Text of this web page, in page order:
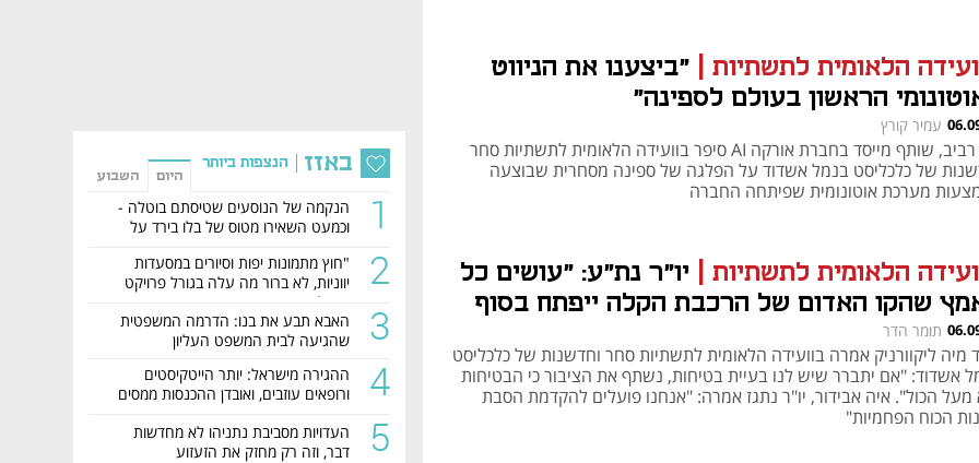
באזז הנצפות ביותר
היום השבוע
1
הנקמה של הנוסעים שטיסתם בוטלה -
וכמעט השאירו מטוס של בלו בירד על
2
"חוץ מתמונות יפות וסיורים במסעדות
יווניות, לא ברור מה עלה בגורל פרויקט
הנדל"ן"
3
האבא תבע את בנו: הדרמה המשפטית
שהגיעה לבית המשפט העליון
4
ההגירה מישראל: יותר הייטקיסטים
ורופאים עוזבים, ואובדן ההכנסות ממסים
5
העדויות מסביבת נתניהו לא מחדשות
דבר, וזה רק מחזק את הזעזוע
הלאומית לתשתיות
"ביצענו את הניווט
הראשון בעולם לספינה"
עמיר קורץ
דור רביב, שותף מייסד בחברת אורקה AI סיפר בוועידה הלאומית לתשתיות סחר
של כלכליסט בנמל אשדוד על הפלגה של ספינה מסחרית שבוצעה
מערכת אוטונומית שפיתחה החברה
הלאומית לתשתיות
יו"ר נת"ע: "עושים כל
שהקו האדום של הרכבת הקלה ייפתח בסוף
תומר הדר
מיה ליקוורניק אמרה בוועידה הלאומית לתשתיות סחר וחדשנות של כלכליסט
אשדוד: "אם יתברר שיש לנו בעיית בטיחות, נשתף את הציבור כי הבטיחות
מעל הכול". איה אבידור, יו"ר נתגז אמרה: "אנחנו פועלים להקדמת הסבת
הכוח הפחמיות"